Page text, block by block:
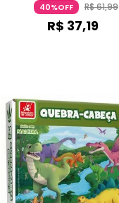
40%OFF R$61,99
R$ 37,19